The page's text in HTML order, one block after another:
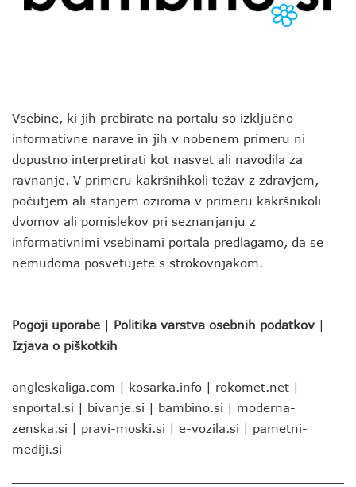
Vsebine, ki jih prebirate na portalu so izključno
informativne narave in jih v nobenem primeru ni
dopustno interpretirati kot nasvet ali navodila za
ravnanje. V primeru kakršnihkoli težav z zdravjem,
počutjem ali stanjem oziroma v primeru kakršnikoli
dvomov ali pomislekov pri seznanjanju z
informativnimi vsebinami portala predlagamo, da se
nemudoma posvetujete s strokovnjakom.
Pogoji uporabe | Politika varstva osebnih podatkov |
Izjava o piškotkih
angleskaliga.com | kosarka.info | rokomet.net |
snportal.si | bivanje.si | bambino.si | moderna-
zenska.si | pravi-moski.si | e-vozila.si | pametni-
mediji.si